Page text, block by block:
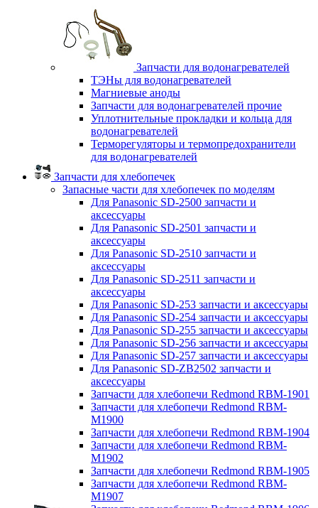
Запчасти для водонагревателей
ТЭНы для водонагревателей
Магниевые аноды
Запчасти для водонагревателей прочие
Уплотнительные прокладки и кольца для
водонагревателей
Терморегуляторы и термопредохранители
для водонагревателей
Запчасти для хлебопечек
Запасные части для хлебопечек по моделям
Для Panasonic SD-2500 запчасти и
аксессуары
Для Panasonic SD-2501 запчасти и
аксессуары
Для Panasonic SD-2510 запчасти и
аксессуары
Для Panasonic SD-2511 запчасти и
аксессуары
Для Panasonic SD-253 запчасти и аксессуары
Для Panasonic SD-254 запчасти и аксессуары
Для Panasonic SD-255 запчасти и аксессуары
Для Panasonic SD-256 запчасти и аксессуары
Для Panasonic SD-257 запчасти и аксессуары
Для Panasonic SD-ZB2502 запчасти и
аксессуары
Запчасти для хлебопечи Redmond RBM-1901
Запчасти для хлебопечи Redmond RBM-
M1900
Запчасти для хлебопечи Redmond RBM-1904
Запчасти для хлебопечи Redmond RBM-
M1902
Запчасти для хлебопечи Redmond RBM-1905
Запчасти для хлебопечи Redmond RBM-
M1907